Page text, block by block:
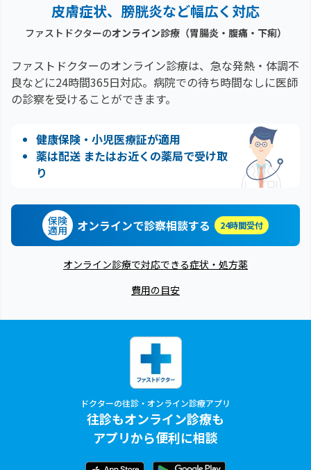
皮膚症状、膀胱炎など幅広く対応
ファストドクターのオンライン診療（胃腸炎・腹痛・下痢）
ファストドクターのオンライン診療は、急な発熱・体調不
良などに24時間365日対応。 病院での待ち時間なしに医師
の診察を受けることができます。
健康保険・小児医療証が適用
薬は配送 またはお近くの薬局で受け取
り
保険
適用 オンラインで診察相談する 24時間受付
オンライン診療で対応できる症状・処方薬
費用の目安
ドクターの往診・オンライン診療アプリ
往診もオンライン診療も
アプリから便利に相談